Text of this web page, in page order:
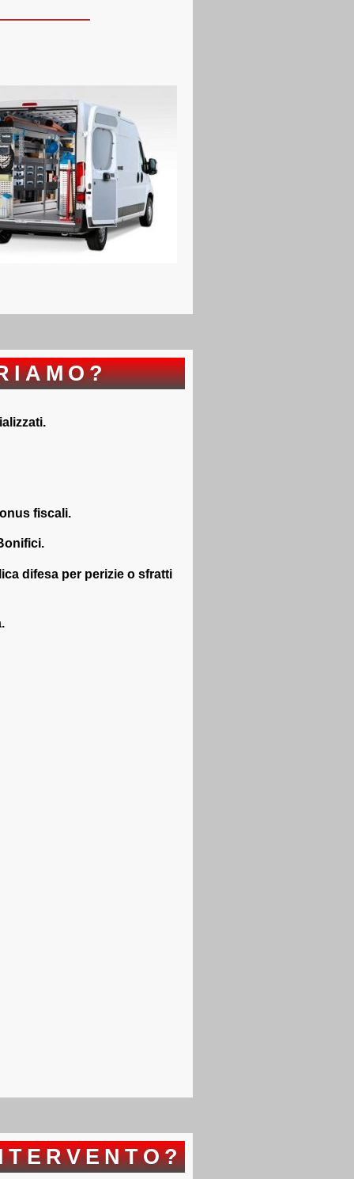
fiscali.
difesa per perizie o sfratti